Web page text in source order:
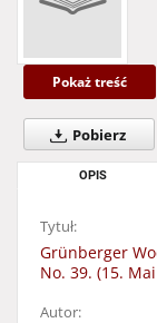
Pokaż treść
Pobierz
OPIS
Tytuł:
Grünberger
No. 39. (15.
Autor: